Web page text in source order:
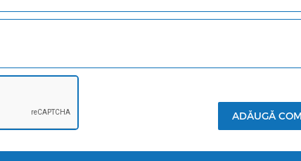
ADĂUGĂ